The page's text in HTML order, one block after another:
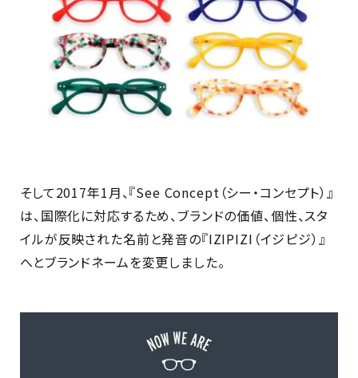
そして2017年1月、『See Concept（シー・コンセプト）』
は、国際化に対応するため、ブランドの価値、個性、スタ
イルが反映された名前と発音の『IZIPIZI（イジピジ）』
へとブランドネームを変更しました。